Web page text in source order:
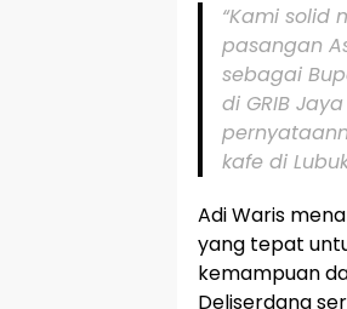
“Kami solid
pasangan
sebagai
di GRIB
kafe di
Adi Waris
yang tepat
kemampuan
Deliserdang